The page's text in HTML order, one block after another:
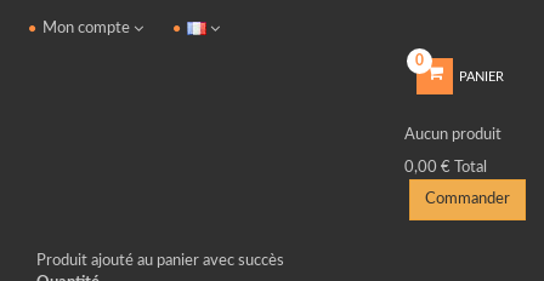
Mon compte
0
PANIER
Aucun produit
0,00 €
Total
Commander
Produit ajouté au panier avec succès